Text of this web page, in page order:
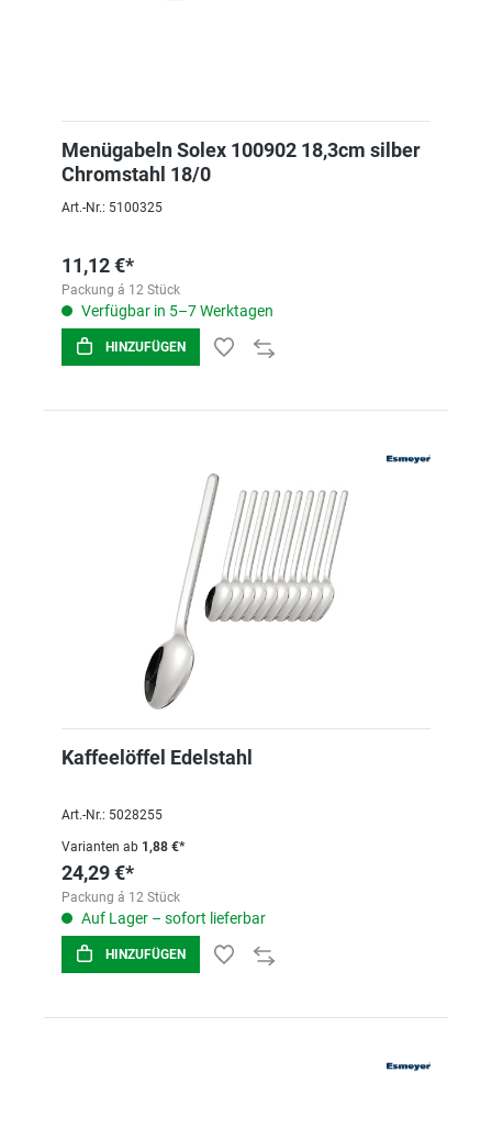
Menügabeln Solex 100902 18,3cm silber
Chromstahl 18/0
Art.-Nr.: 5100325
11,12 €*
Packung á 12 Stück
Verfügbar in 5–7 Werktagen
HINZUFÜGEN
Kaffeelöffel Edelstahl
Art.-Nr.: 5028255
Varianten ab 1,88 €*
24,29 €*
Packung á 12 Stück
Auf Lager – sofort lieferbar
HINZUFÜGEN